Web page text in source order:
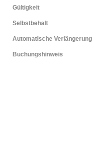
Gültigkeit
Selbstbehalt
Automatische Verlängerung
Buchungshinweis